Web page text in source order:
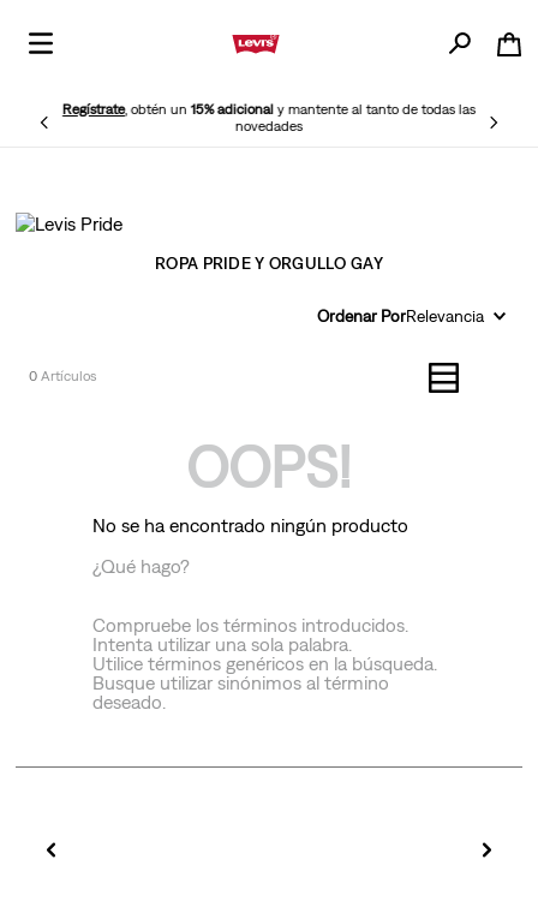
Regístrate, obtén un15% adicionaly mantente al tanto de todas las
novedades
ROPA PRIDE Y ORGULLO GAY
Ordenar PorRelevancia
0
OOPS!
No se ha encontrado ningún producto
¿Qué hago?
Compruebe los términos introducidos.
Intenta utilizar una sola palabra.
Utilice términos genéricos en la búsqueda.
Busque utilizar sinónimos al término
deseado.